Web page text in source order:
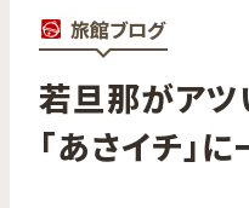
旅館ブログ
若旦那が​アツ
「あさイチ」